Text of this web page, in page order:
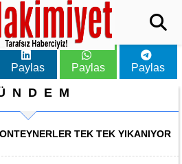
Paylas Paylas Paylas
TEK TEK YIKANIYOR